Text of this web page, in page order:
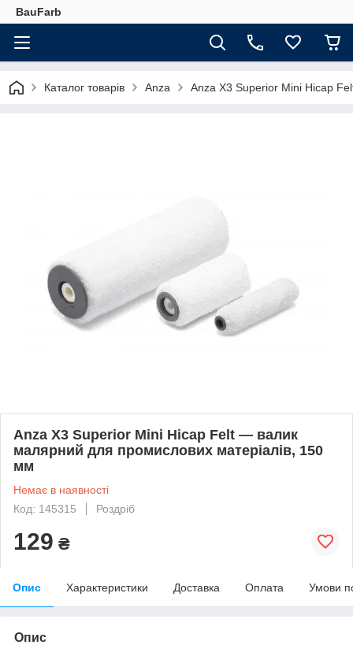
BauFarb
Каталог товарів Anza Anza X3 Superior Mini Hicap
Anza X3 Superior Mini Hicap Felt — валик
малярний для промислових матеріалів, 150
мм
Немає в наявності
Код: 145315
Роздріб
129 ₴
Опис Характеристики Доставка Оплата Умови
Опис